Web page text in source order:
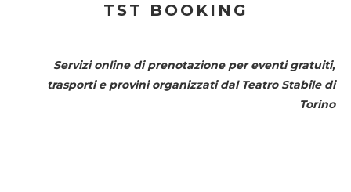
TST BOOKING
Servizi online di prenotazione per eventi gratuiti,
trasporti e provini organizzati dal Teatro Stabile di
Torino